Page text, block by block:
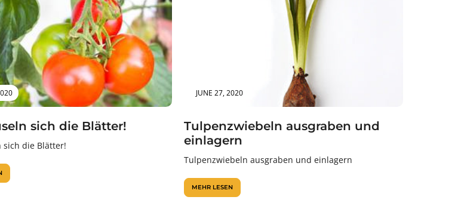
sich die Blätter!
sich die Blätter!
JUNE 27, 2020
Tulpenzwiebeln ausgraben und
einlagern
Tulpenzwiebeln ausgraben und einlagern
MEHR LESEN